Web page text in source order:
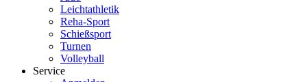
Leichtathletik
Reha-Sport
Schießsport
Turnen
Volleyball
Service